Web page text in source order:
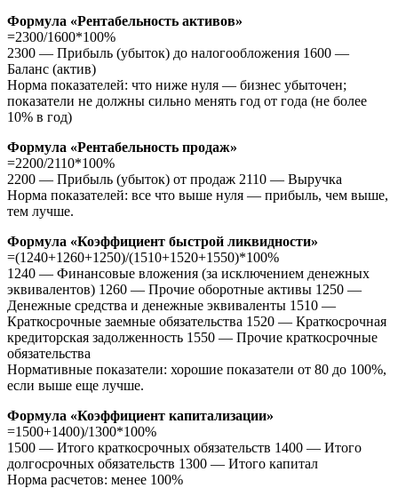
Формула «Рентабельность активов»
=2300/1600*100%
2300 — Прибыль (убыток) до налогообложения 1600 —
Баланс (актив)
Норма показателей: что ниже нуля — бизнес убыточен;
показатели не должны сильно менять год от года (не более
10% в год)
Формула «Рентабельность продаж»
=2200/2110*100%
2200 — Прибыль (убыток) от продаж 2110 — Выручка
Норма показателей: все что выше нуля — прибыль, чем выше,
тем лучше.
Формула «Коэффициент быстрой ликвидности»
=(1240+1260+1250)/(1510+1520+1550)*100%
1240 — Финансовые вложения (за исключением денежных
эквивалентов) 1260 — Прочие оборотные активы 1250 —
Денежные средства и денежные эквиваленты 1510 —
Краткосрочные заемные обязательства 1520 — Краткосрочная
кредиторская задолженность 1550 — Прочие краткосрочные
обязательства
Нормативные показатели: хорошие показатели от 80 до 100%,
если выше еще лучше.
Формула «Коэффициент капитализации»
=1500+1400)/1300*100%
1500 — Итого краткосрочных обязательств 1400 — Итого
долгосрочных обязательств 1300 — Итого капитал
Норма расчетов: менее 100%